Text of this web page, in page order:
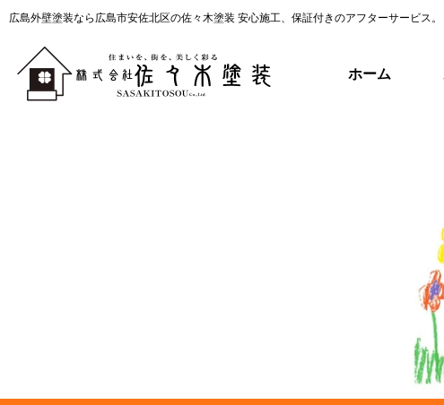
広島外壁塗装なら広島市安佐北区の佐々木塗装 安心施工、保証付きのアフターサービス。
ホーム